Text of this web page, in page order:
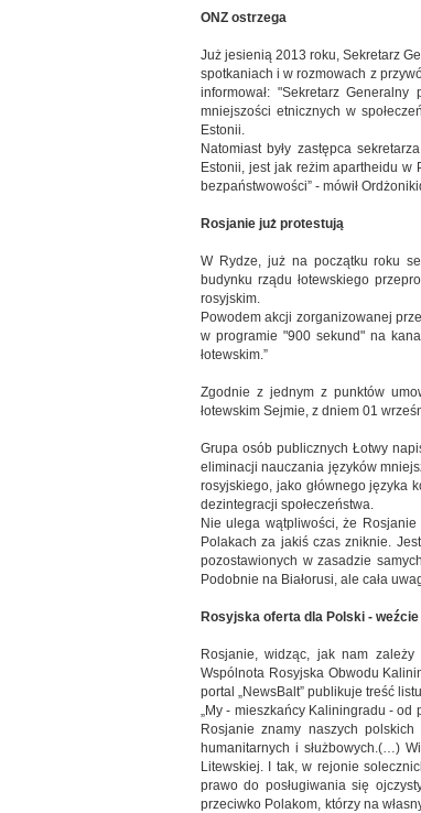
ONZ ostrzega
Już jesienią 2013 roku, Sekretarz
spotkaniach i w rozmowach z
informował: "Sekretarz
mniejszości etnicznych w
Estonii.
Natomiast były zastępca
Estonii, jest jak reżim apartheidu w
bezpaństwowości” - mówił
Rosjanie już protestują
W Rydze, już na początku roku
budynku rządu łotewskiego
rosyjskim.
Powodem akcji zorganizowanej
w programie "900 sekund" na
łotewskim.”
Zgodnie z jednym z punktów
łotewskim Sejmie, z dniem 01
Grupa osób publicznych Łotwy
eliminacji nauczania języków
rosyjskiego, jako głównego języka
dezintegracji społeczeństwa.
Nie ulega wątpliwości, że
Polakach za jakiś czas zniknie.
pozostawionych w zasadzie
Podobnie na Białorusi, ale cała
Rosyjska oferta dla Polski -
Rosjanie, widząc, jak nam
Wspólnota Rosyjska Obwodu
portal „NewsBalt” publikuje treść
„My - mieszkańcy Kaliningradu -
Rosjanie znamy naszych polskich
humanitarnych i służbowych.(…)
Litewskiej. I tak, w rejonie
prawo do posługiwania się
przeciwko Polakom, którzy na